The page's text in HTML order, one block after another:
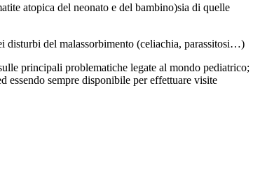
atopica del neonato e del bambino)sia di quelle
disturbi del malassorbimento (celiachia, parassitosi…)
principali problematiche legate al mondo pediatrico;
essendo sempre disponibile per effettuare visite